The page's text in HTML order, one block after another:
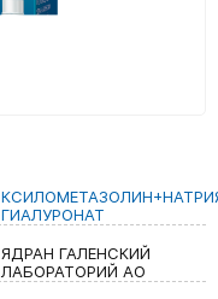
ГИАЛУРОНАТ
ЯДРАН ГАЛЕНСКИЙ
ЛАБОРАТОРИЙ АО